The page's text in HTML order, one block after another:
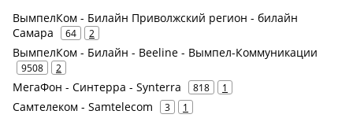
ВымпелКом - Билайн Приволжский регион - билайн
Самара
64 2
ВымпелКом - Билайн - Beeline - Вымпел-Коммуникации
9508 2
МегаФон - Синтерра - Synterra 818 1
Самтелеком - Samtelecom 3 1